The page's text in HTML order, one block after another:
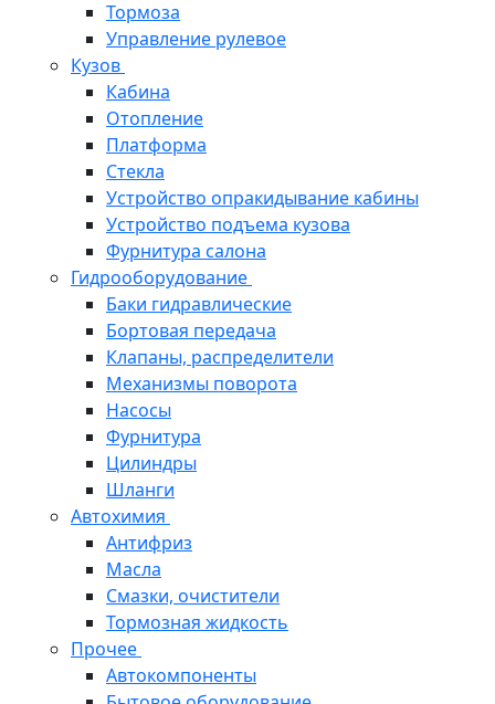
Тормоза
Управление рулевое
Кузов
Кабина
Отопление
Платформа
Стекла
Устройство опракидывание кабины
Устройство подъема кузова
Фурнитура салона
Гидрооборудование
Баки гидравлические
Бортовая передача
Клапаны, распределители
Механизмы поворота
Насосы
Фурнитура
Цилиндры
Шланги
Автохимия
Антифриз
Масла
Смазки, очистители
Тормозная жидкость
Прочее
Автокомпоненты